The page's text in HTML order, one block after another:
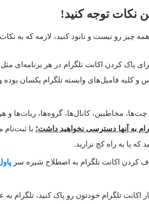
نکات توجه کنید!
چیز رو نیست و نابود کنید، لازمه که به
پاک کردن اکانت تلگرام در هر برنامه‌ای مثل
و کلیه فامیل‌های وابسته تلگرام یکسان بوده
مخاطبین، کانال‌ها، گروه‌ها، ربات‌ها و
به آنها دسترسی نخواهید داشت؛ با
پا به راه کج نزارید.
کردن اکانت تلگرام به اصطلاح شیره سر
اکانت تلگرام خودتون رو پاک کنید، تلگرام